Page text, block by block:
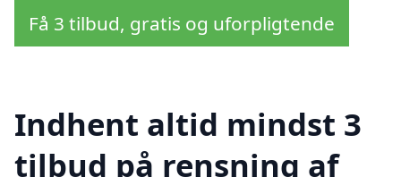
Få 3 tilbud, gratis og uforpligtende
Indhent altid mindst 3
tilbud på rensning af